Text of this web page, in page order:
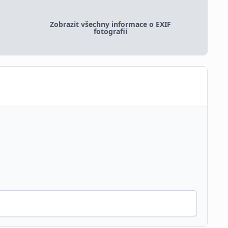
Zobrazit všechny informace o EXIF
fotografii